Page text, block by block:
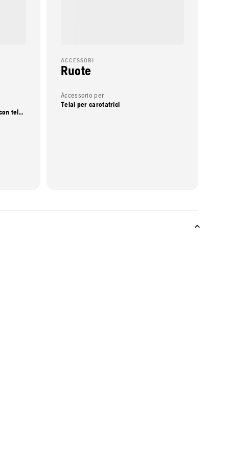
Telai per carotatrici, Carotatrici con telaio
ACCESSORI
Ruote
Accessorio per
Telai per carotatrici